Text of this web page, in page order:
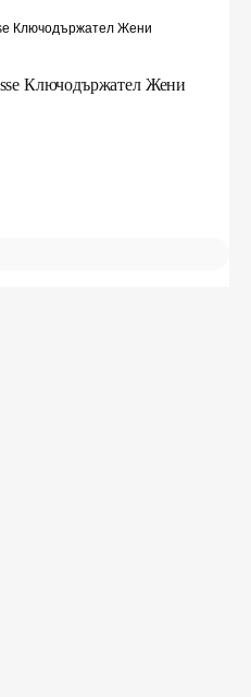
Ключодържател Жени